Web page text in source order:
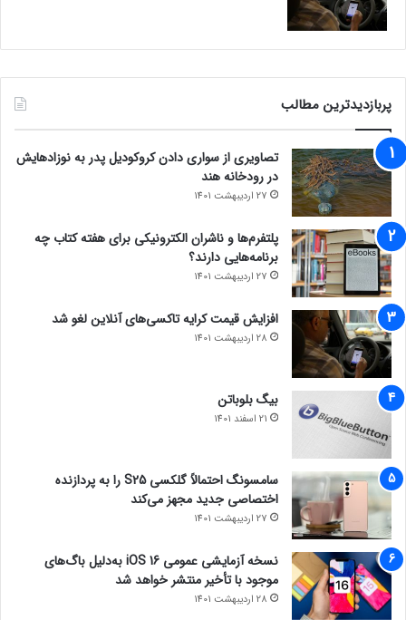
پربازدیدترین مطالب
تصاویری از سواری دادن کروکودیل پدر به نوزادهایش
در رودخانه هند
27 اردیبهشت 1401
پلتفرم‌ها و ناشران الکترونیکی برای هفته کتاب چه
برنامه‌هایی دارند؟
27 اردیبهشت 1401
افزایش قیمت کرایه تاکسی‌های آنلاین لغو شد
28 اردیبهشت 1401
بیگ بلوباتن
21 اسفند 1401
سامسونگ احتمالاً گلکسی S25 را به پردازنده
اختصاصی جدید مجهز می‌کند
27 اردیبهشت 1401
نسخه آزمایشی عمومی iOS 16 به‌دلیل باگ‌های
موجود با تأخیر منتشر خواهد شد
28 اردیبهشت 1401